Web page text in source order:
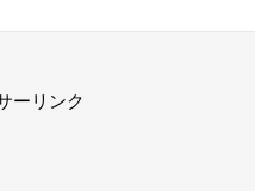
ーリンク